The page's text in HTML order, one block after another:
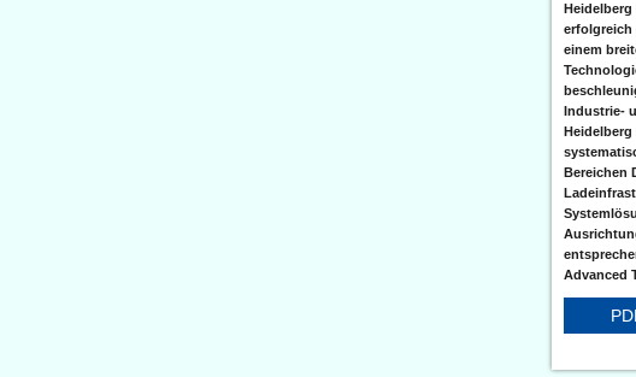
erfolgreich
einem
Industrie-
Bereichen
Advanced